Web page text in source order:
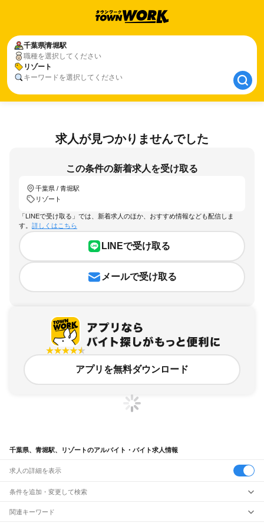
千葉県青堀駅
職種を選択してください
リゾート
キーワードを選択してください
千葉県青堀駅
リゾート
求人が見つかりませんでした
この条件の新着求人を受け取る
千葉県 / 青堀駅
リゾート
「LINEで受け取る」では、新着求人のほか、おすすめ情報なども配信しま
す。 詳しくはこちら
LINEで受け取る
メールで受け取る
アプリを無料ダウンロード
千葉県、青堀駅、リゾートのアルバイト・バイト求人情報
求人の詳細を表示
条件を追加・変更して検索
市区町村を追加・変更
関連キーワード